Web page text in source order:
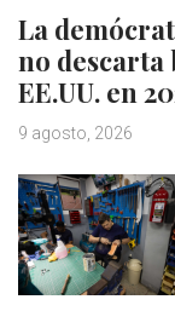
La
no descarta
EE.UU. en
9 agosto, 2026